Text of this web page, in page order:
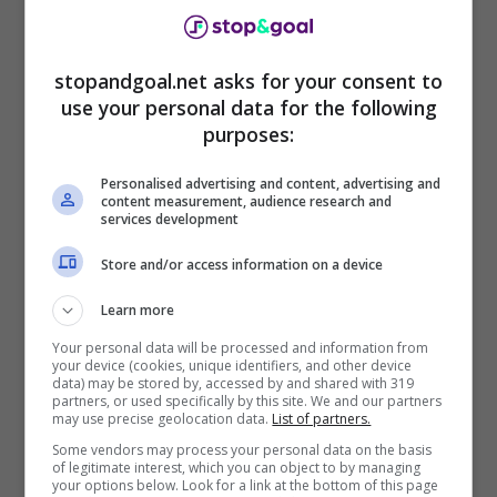
1 assist in 7 match sta confermando le
prestazioni della scorsa stagione quando da
matricola assoluta di reti ne ha messe a referto
7 in 32 apparizioni complessive.
Un rinforzo, quello dello scozzese classe ’99,
quanto mai opportuno anche alla luce
stopandgoal.net asks for your consent to
use your personal data for the following
purposes:
Personalised advertising and content, advertising and
content measurement, audience research and
services development
Store and/or access information on a device
Learn more
Your personal data will be processed and information from
your device (cookies, unique identifiers, and other device
data) may be stored by, accessed by and shared with 319
partners, or used specifically by this site. We and our partners
may use precise geolocation data. List of partners.
Some vendors may process your personal data on the basis
of legitimate interest, which you can object to by managing
your options below. Look for a link at the bottom of this page